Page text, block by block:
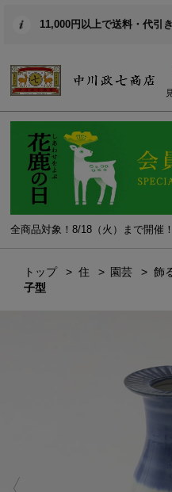
11,000円以上で送料・代引
全商品対象！8/18（火）まで開催！
トップ 住 園芸 飾
子型